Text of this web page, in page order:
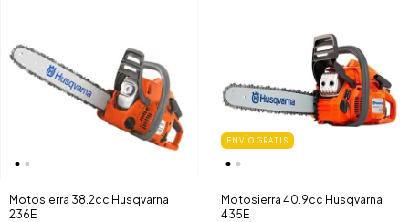
Motosierra 38.2cc Husqvarna
236E
ENVÍO GRATIS
Motosierra 40.9cc Husqvarna
435E